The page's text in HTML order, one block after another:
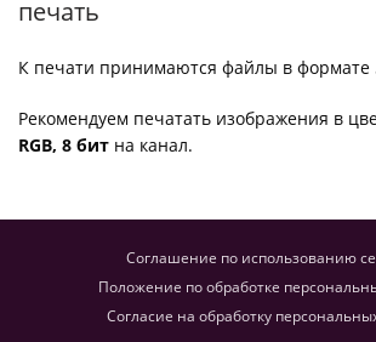
печать
К печати принимаются файлы в формате
Рекомендуем печатать изображения в
RGB, 8 бит на канал.
Соглашение по использованию
Положение по обработке
Согласие на обработку